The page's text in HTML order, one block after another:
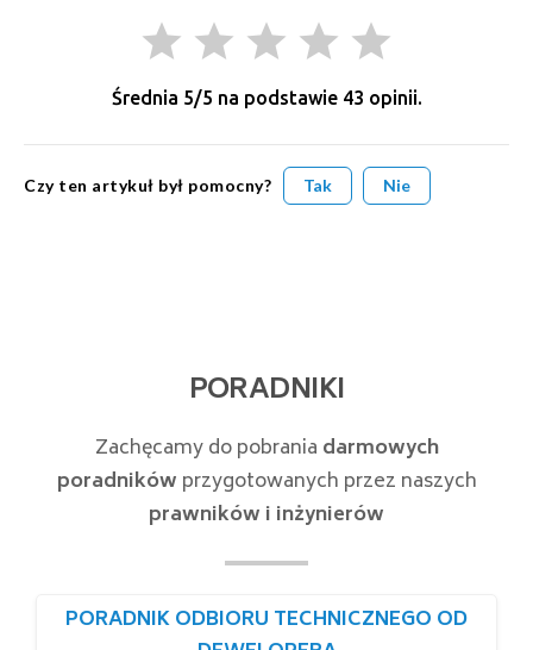
grade grade grade grade grade
Średnia 5/5 na podstawie 43 opinii.
Czy ten artykuł był pomocny? Tak Nie
PORADNIKI
Zachęcamy do pobrania darmowych
poradników przygotowanych przez naszych
prawników i inżynierów
PORADNIK ODBIORU TECHNICZNEGO OD